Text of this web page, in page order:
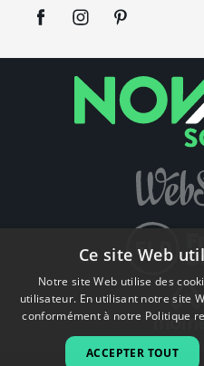
Ce site Web
Notre site Web utilise des
utilisateur. En utilisant notre site
conformément à notre Politique
ACCEPTER TOUT